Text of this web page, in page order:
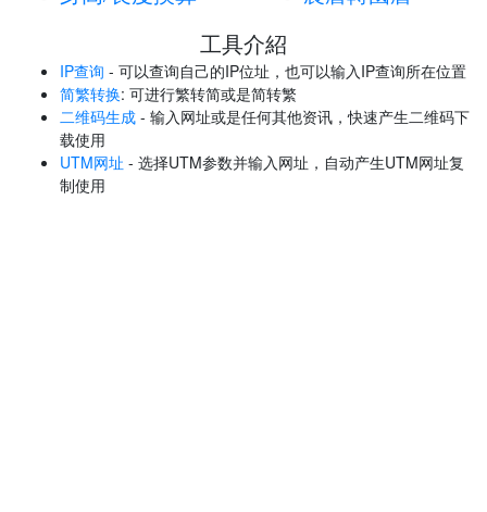
工具介紹
IP查询 - 可以查询自己的IP位址，也可以输入IP查询所在位置
简繁转换: 可进行繁转简或是简转繁
二维码生成 - 输入网址或是任何其他资讯，快速产生二维码下
载使用
UTM网址 - 选择UTM参数并输入网址，自动产生UTM网址复
制使用